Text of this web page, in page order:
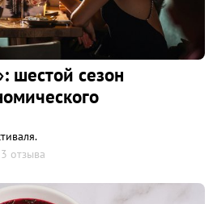
шестой сезон
3 отзыва